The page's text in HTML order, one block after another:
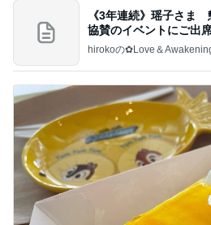
母のやらかしで狂ってしまった計画
Amebaトピックス 13時間前
記事を読む